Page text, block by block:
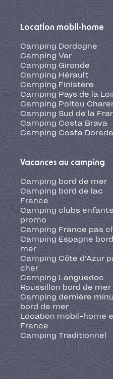
Location mobil-home
Camping Dordogne
Camping Var
Camping Gironde
Camping Hérault
Camping Finistère
Camping Pays de la
Camping Poitou
Camping Sud de la
Camping Costa Brava
Camping Costa Dorada
Vacances au camping
Camping bord de mer
Camping bord de lac
France
Camping clubs
promo
Camping France pas
Camping Espagne
mer
Camping Côte d'Azur
cher
Camping Languedoc
Roussillon bord de mer
Camping dernière
bord de mer
Location mobil-home
France
Camping Traditionnel